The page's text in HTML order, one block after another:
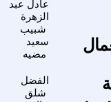
عادل عبد
الزهرة
شبيب
سعيد
مضيه
الفضل
شلق